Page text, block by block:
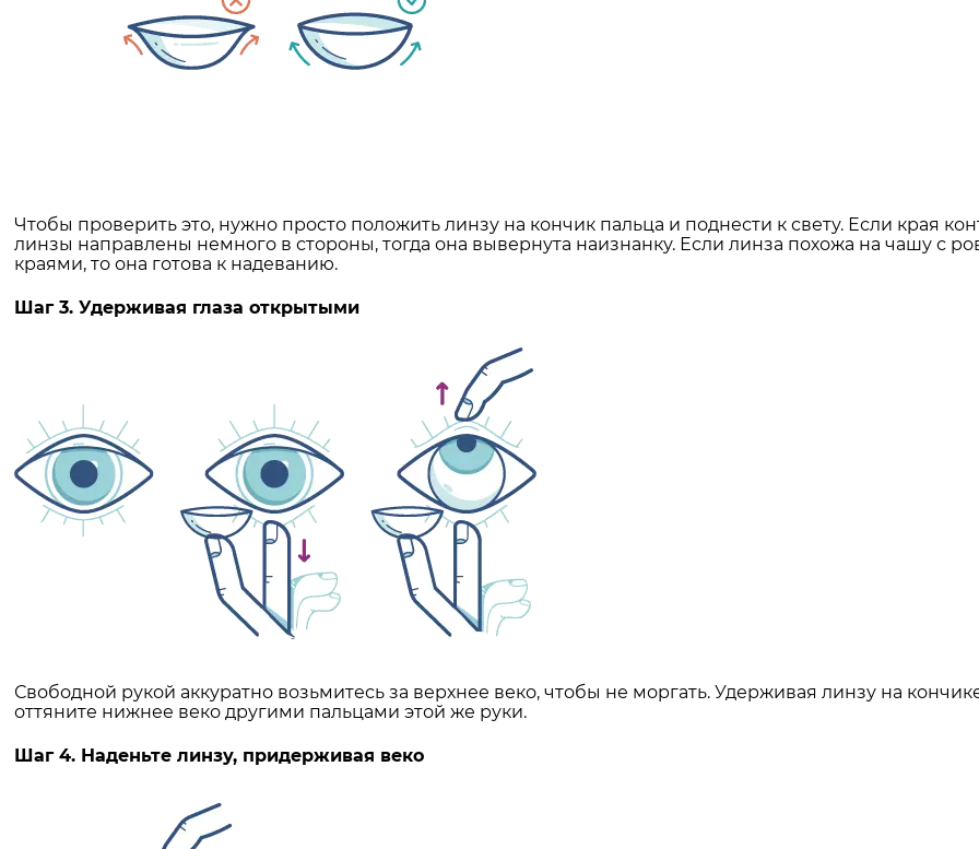
Чтобы проверить это, нужно просто положить линзу на кончик пальца и поднести к свету. Если края
линзы направлены немного в стороны, тогда она вывернута наизнанку. Если линза похожа на чашу с
краями, то она готова к надеванию.
Шаг 3. Удерживая глаза открытыми
Свободной рукой аккуратно возьмитесь за верхнее веко, чтобы не моргать. Удерживая линзу на
оттяните нижнее веко другими пальцами этой же руки.
Шаг 4. Наденьте линзу, придерживая веко